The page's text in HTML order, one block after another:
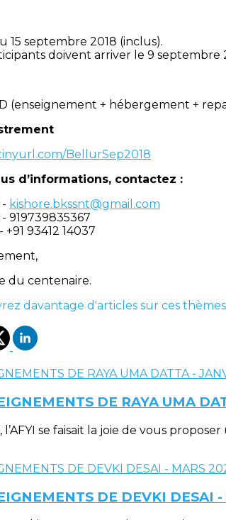
15 septembre 2018 (inclus).
doivent arriver le 9 septembre
(enseignement + hébergement +
BellurSep2018
d’informations, contactez :
kishore.bkssnt@gmail.com
- 919739835367
+91 93412 14037
du centenaire.
davantage d'articles sur ces thèmes
DE RAYA UMA
l’AFYI se faisait la joie de vous
DE DEVKI DESAI -